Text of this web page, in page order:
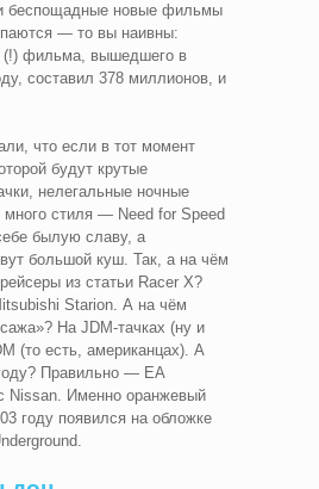
беспощадные новые фильмы
— то вы наивны:
(!) фильма, вышедшего в
составил 378 миллионов, и
что если в тот момент
будут крутые
нелегальные ночные
много стиля — Need for Speed
былую славу, а
большой куш. Так, а на чём
из статьи Racer X?
Starion. А на чём
На JDM-тачках (ну и
(то есть, американцах). А
Правильно — EA
Nissan. Именно оранжевый
году появился на обложке